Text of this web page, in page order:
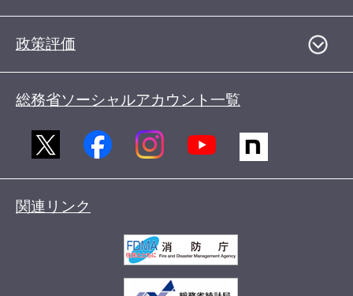
政策評価
総務省ソーシャルアカウント一覧
関連リンク